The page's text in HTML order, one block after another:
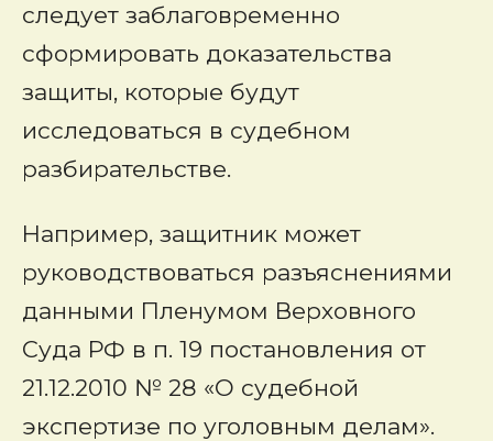
следует заблаговременно
сформировать доказательства
защиты, которые будут
исследоваться в судебном
разбирательстве.
Например, защитник может
руководствоваться разъяснениями
данными Пленумом Верховного
Суда РФ в п. 19 постановления от
21.12.2010 № 28 «О судебной
экспертизе по уголовным делам».